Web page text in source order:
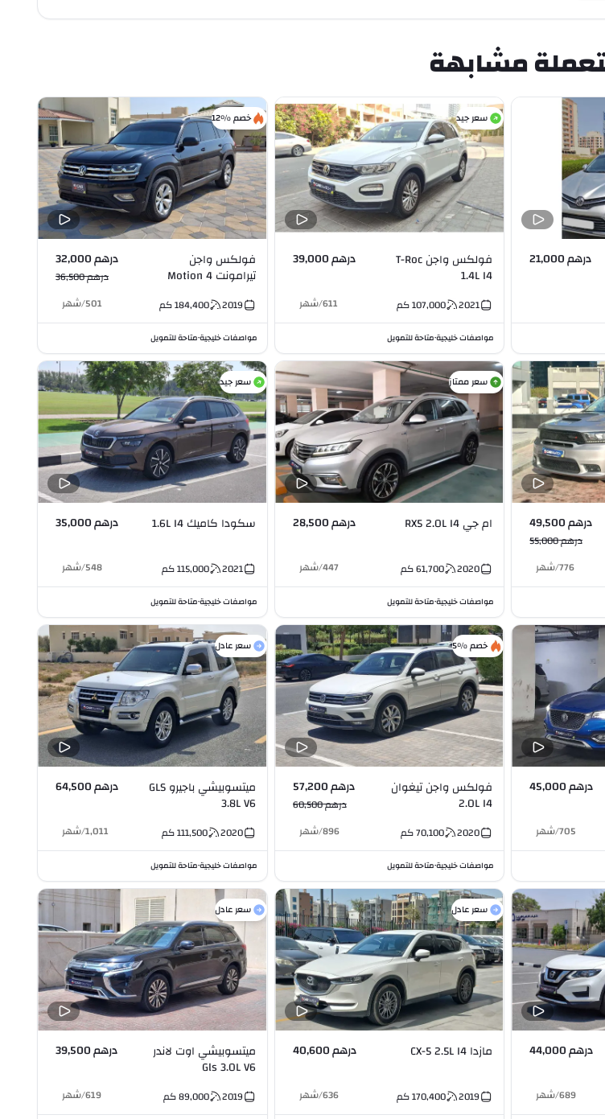
مشابهة
درهم 21,000
سعر جيد
فولكس واجن T-Roc
1.4L I4
درهم 39,000
2021
107,000كم 611
/شهر
مواصفات خليجية•متاحة للتمويل
خصم %12
فولكس واجن
تيرامونت 4 Motion
درهم 32,000
درهم 36,500
2019
184,400كم 501
/شهر
مواصفات خليجية•متاحة للتمويل
درهم 49,500
درهم 55,000
776
/شهر
سعر ممتاز
ام جي RX5 2.0L I4 درهم 28,500
2020
61,700كم 447
/شهر
مواصفات خليجية•متاحة للتمويل
سعر جيد
سكودا كاميك 1.6L I4 درهم 35,000
2021
115,000كم 548
/شهر
مواصفات خليجية•متاحة للتمويل
درهم 45,000
705
/شهر
خصم %5
فولكس واجن تيغوان
2.0L I4
درهم 57,200
درهم 60,500
2020
70,100كم 896
/شهر
مواصفات خليجية•متاحة للتمويل
سعر عادل
ميتسوبيشي باجيرو GLS
3.8L V6
درهم 64,500
2020
111,500كم 1,011
/شهر
مواصفات خليجية•متاحة للتمويل
درهم 44,000
689
/شهر
سعر عادل
مازدا CX-5 2.5L I4 درهم 40,600
2019
170,400كم 636
/شهر
سعر عادل
ميتسوبيشي اوت لاندر
Gls 3.0L V6
درهم 39,500
2019
89,000كم 619
/شهر